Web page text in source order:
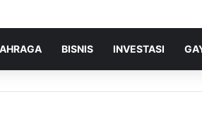
BISNIS INVESTASI